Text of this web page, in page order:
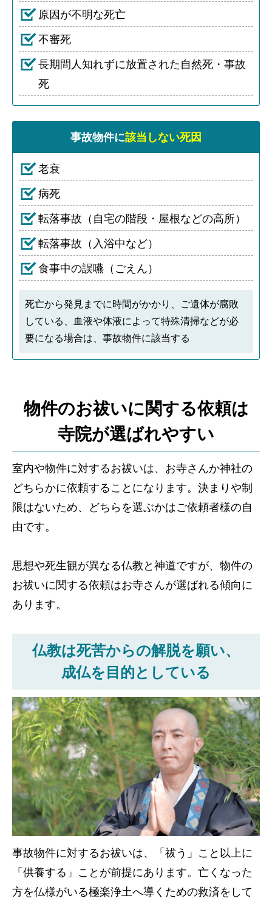
原因が不明な死亡
不審死
長期間人知れずに放置された自然死・事故
死
事故物件に該当しない死因
老衰
病死
転落事故（自宅の階段・屋根などの高所）
転落事故（入浴中など）
食事中の誤嚥（ごえん）
死亡から発見までに時間がかかり、ご遺体が腐敗
している、血液や体液によって特殊清掃などが必
要になる場合は、事故物件に該当する
物件のお祓いに関する依頼は
寺院が選ばれやすい
室内や物件に対するお祓いは、お寺さんか神社の
どちらかに依頼することになります。決まりや制
限はないため、どちらを選ぶかはご依頼者様の自
由です。
思想や死生観が異なる仏教と神道ですが、物件の
お祓いに関する依頼はお寺さんが選ばれる傾向に
あります。
仏教は死苦からの解脱を願い、
成仏を目的としている
事故物件に対するお祓いは、「祓う」こと以上に
「供養する」ことが前提にあります。亡くなった
方を仏様がいる極楽浄土へ導くための救済をして